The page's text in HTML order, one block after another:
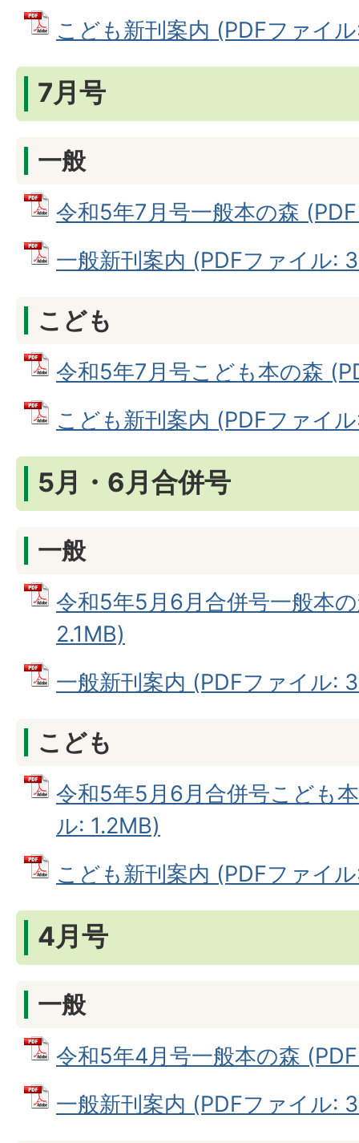
こども新刊案内 (PDFファイ
7月号
一般
令和5年7月号一般本の森
一般新刊案内 (PDFファイル:
こども
令和5年7月号こども本の森
こども新刊案内 (PDFファイ
5月・6月合併号
一般
令和5年5月6月合併号一般本
2.1MB)
一般新刊案内 (PDFファイル:
こども
令和5年5月6月合併号こども
ル: 1.2MB)
こども新刊案内 (PDFファイ
4月号
一般
令和5年4月号一般本の森
一般新刊案内 (PDFファイル: